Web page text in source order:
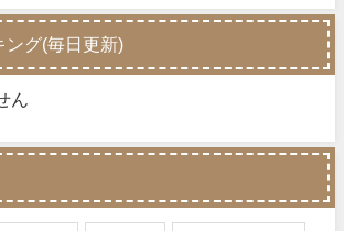
ング(毎日更新)
ん